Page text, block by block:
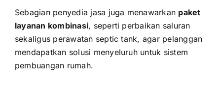
Sebagian penyedia jasa juga menawarkan paket
layanan kombinasi, seperti perbaikan saluran
sekaligus perawatan septic tank, agar pelanggan
mendapatkan solusi menyeluruh untuk sistem
pembuangan rumah.